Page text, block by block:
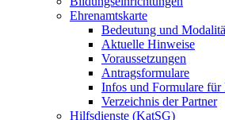
Ehrenamtskarte
Bedeutung und
Aktuelle Hinweise
Voraussetzungen
Antragsformulare
Infos und Formulare für
Verzeichnis der Partner
Hilfsdienste (KatSG)